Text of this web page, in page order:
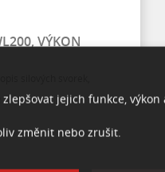
VÝKON
silových svorek,
jejich funkce, výkon
změnit nebo zrušit.